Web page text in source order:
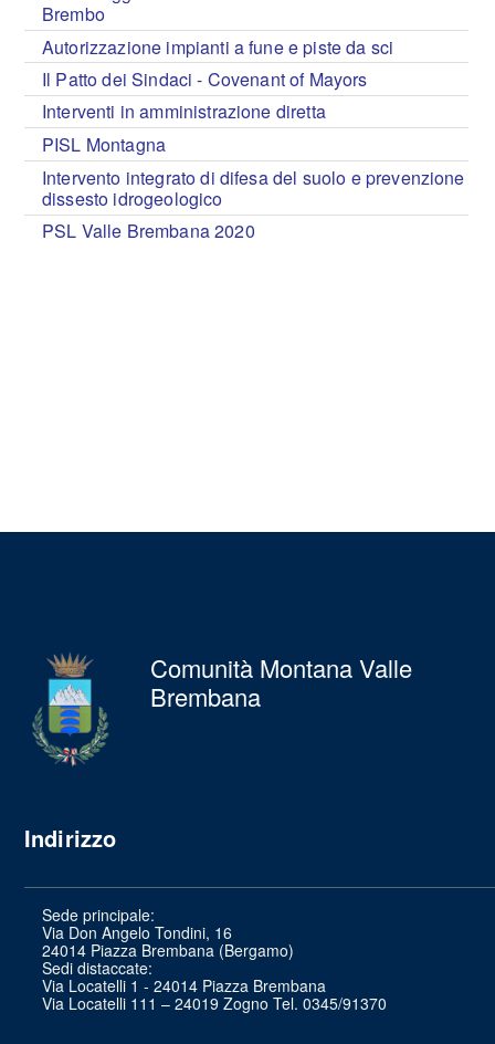
Brembo
Autorizzazione impianti a fune e piste da sci
Il Patto dei Sindaci - Covenant of Mayors
Interventi in amministrazione diretta
PISL Montagna
Intervento integrato di difesa del suolo e prevenzione
dissesto idrogeologico
PSL Valle Brembana 2020
Comunità Montana Valle
Brembana
Indirizzo
Sede principale:
Via Don Angelo Tondini, 16
24014 Piazza Brembana (Bergamo)
Sedi distaccate:
Via Locatelli 1 - 24014 Piazza Brembana
Via Locatelli 111 – 24019 Zogno Tel. 0345/91370